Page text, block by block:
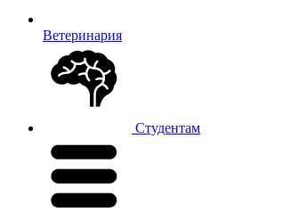
Ветеринария
Студентам